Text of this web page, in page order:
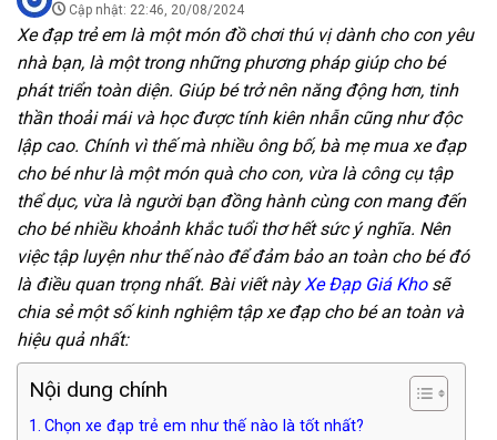
Cập nhật: 22:46, 20/08/2024
Xe đạp trẻ em là một món đồ chơi thú vị dành cho con yêu
nhà bạn, là một trong những phương pháp giúp cho bé
phát triển toàn diện. Giúp bé trở nên năng động hơn, tinh
thần thoải mái và học được tính kiên nhẫn cũng như độc
lập cao. Chính vì thế mà nhiều ông bố, bà mẹ mua xe đạp
cho bé như là một món quà cho con, vừa là công cụ tập
thể dục, vừa là người bạn đồng hành cùng con mang đến
cho bé nhiều khoảnh khắc tuổi thơ hết sức ý nghĩa. Nên
việc tập luyện như thế nào để đảm bảo an toàn cho bé đó
là điều quan trọng nhất. Bài viết nàyXe Đạp Giá Khosẽ
chia sẻ một số kinh nghiệm tập xe đạp cho bé an toàn và
hiệu quả nhất:
Nội dung chính
Chọn xe đạp trẻ em như thế nào là tốt nhất?